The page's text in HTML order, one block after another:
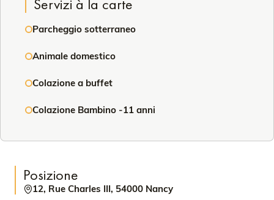
Servizi à la carte
Parcheggio sotterraneo
Animale domestico
Colazione a buffet
Colazione Bambino -11 anni
Posizione
12, Rue Charles III, 54000 Nancy